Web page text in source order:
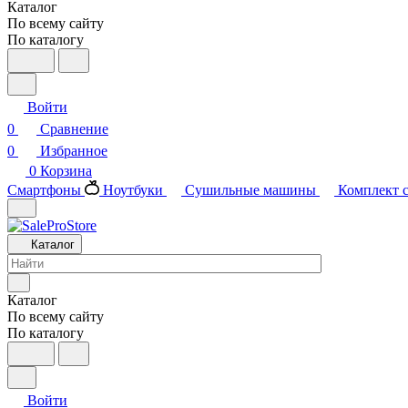
Каталог
По всему сайту
По каталогу
Войти
0
Сравнение
0
Избранное
0 Корзина
Смартфоны
Ноутбуки Сушильные машины Комплект
Каталог
Каталог
По всему сайту
По каталогу
Войти